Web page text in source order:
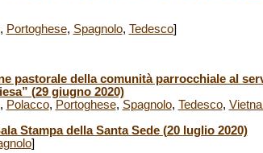
, Portoghese, Spagnolo, Tedesco]
pastorale della comunità parrocchiale al
(29 giugno 2020)
, Polacco, Portoghese, Spagnolo, Tedesco,
Stampa della Santa Sede (20 luglio 2020)
]